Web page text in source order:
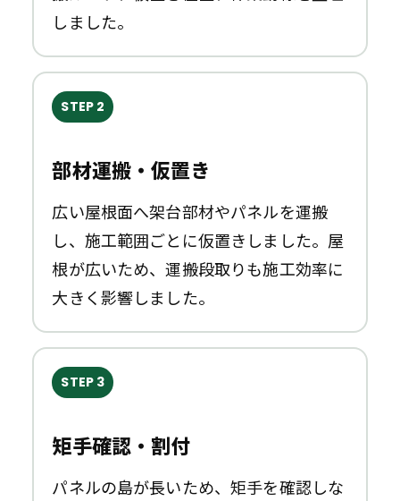
しました。
STEP 2
部材運搬・仮置き
広い屋根面へ架台部材やパネルを運搬
し、施工範囲ごとに仮置きしました。屋
根が広いため、運搬段取りも施工効率に
大きく影響しました。
STEP 3
矩手確認・割付
パネルの島が長いため、矩手を確認しな